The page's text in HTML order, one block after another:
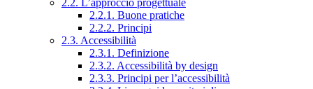
2.2.1. Buone pratiche
2.2.2. Principi
2.3. Accessibilità
2.3.1. Definizione
2.3.2. Accessibilità by design
2.3.3. Principi per l’accessibilità